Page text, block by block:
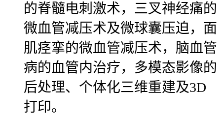
的脊髓电刺激术，三叉神经痛的
微血管减压术及微球囊压迫，面
肌痉挛的微血管减压术，脑血管
病的血管内治疗，多模态影像的
后处理、个体化三维重建及3D
打印。